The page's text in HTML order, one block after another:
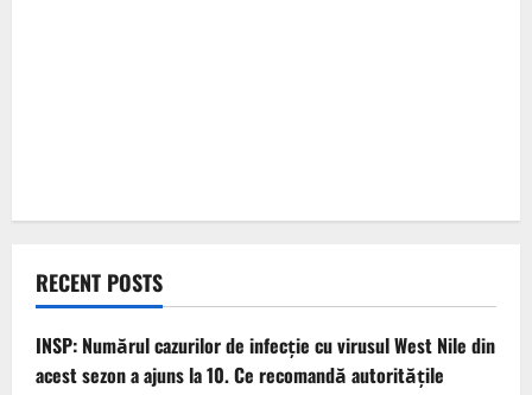
RECENT POSTS
INSP: Numărul cazurilor de infecţie cu virusul West Nile din
acest sezon a ajuns la 10. Ce recomandă autoritățile